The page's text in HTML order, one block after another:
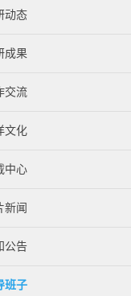
动态
成果
交流
文化
中心
新闻
公告
班子